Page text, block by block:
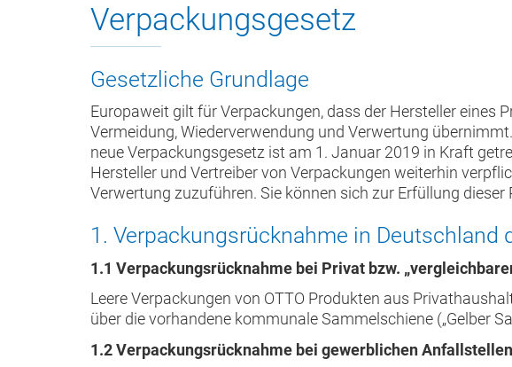
Verpackungsgesetz
Gesetzliche Grundlage
Europaweit gilt für Verpackungen, dass der Hersteller
Vermeidung, Wiederverwendung und Verwertung
neue Verpackungsgesetz ist am 1. Januar 2019 in Kraft
Hersteller und Vertreiber von Verpackungen weiterhin
Verwertung zuzuführen. Sie können sich zur Erfüllung dieser
1. Verpackungsrücknahme in Deutschland
1.1 Verpackungsrücknahme bei Privat bzw.
Leere Verpackungen von OTTO Produkten aus
über die vorhandene kommunale Sammelschiene („Gelber
1.2 Verpackungsrücknahme bei gewerblichen Anfallstellen